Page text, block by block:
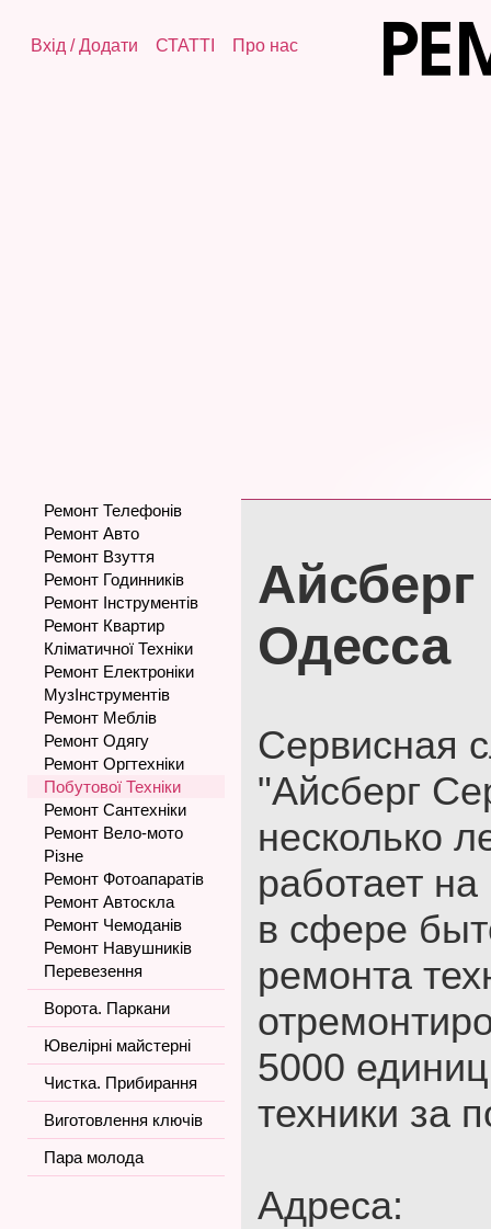
Вхід /Додати СТАТТІ Про нас
Ремонт Телефонів
Ремонт Авто
Ремонт Взуття
Ремонт Годинників
Ремонт Інструментів
Ремонт Квартир
Кліматичної Техніки
Ремонт Електроніки
МузІнструментів
Ремонт Меблів
Ремонт Одягу
Ремонт Оргтехніки
Побутової Техніки
Ремонт Сантехніки
Ремонт Вело-мото
Різне
Ремонт Фотоапаратів
Ремонт Автоскла
Ремонт Чемоданів
Ремонт Навушників
Перевезення
Ворота. Паркани
Ювелірні майстерні
Чистка. Прибирання
Виготовлення ключів
Пара молода
Одесса
Сервисная
"Айсберг
несколько
работает
в сфере
ремонта
5000
техники за
Адреса: